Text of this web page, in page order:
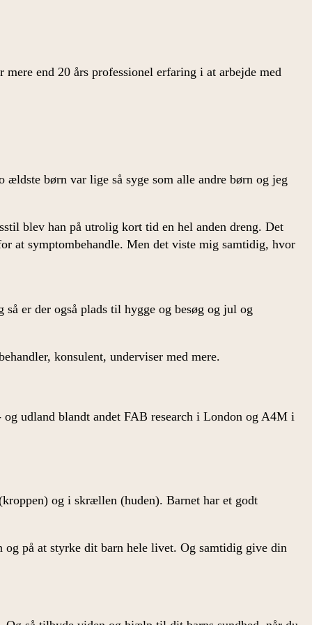
end 20 års professionel erfaring i at arbejde med
børn var lige så syge som alle andre børn og jeg
blev han på utrolig kort tid en hel anden dreng. Det
at symptombehandle. Men det viste mig samtidig, hvor
er der også plads til hygge og besøg og jul og
konsulent, underviser med mere.
udland blandt andet FAB research i London og A4M i
og i skrællen (huden). Barnet har et godt
på at styrke dit barn hele livet. Og samtidig give din